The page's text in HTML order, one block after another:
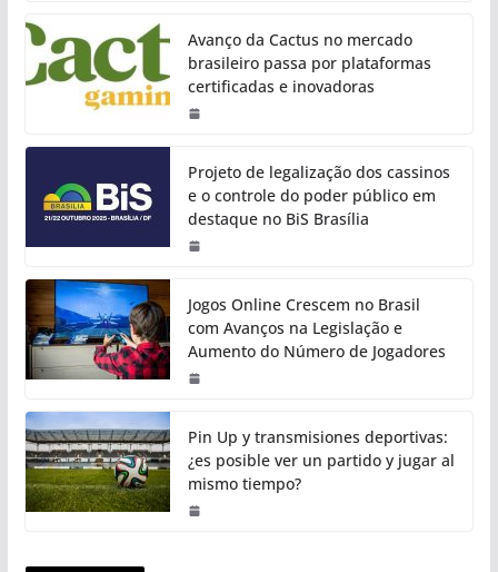
Avanço da Cactus no mercado
brasileiro passa por plataformas
certificadas e inovadoras
Projeto de legalização dos cassinos
e o controle do poder público em
destaque no BiS Brasília
Jogos Online Crescem no Brasil
com Avanços na Legislação e
Aumento do Número de Jogadores
Pin Up y transmisiones deportivas:
¿es posible ver un partido y jugar al
mismo tiempo?